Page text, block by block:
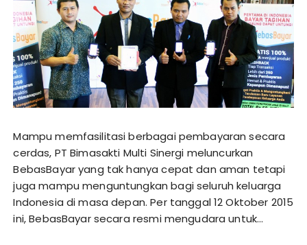
Mampu memfasilitasi berbagai pembayaran secara
cerdas, PT Bimasakti Multi Sinergi meluncurkan
BebasBayar yang tak hanya cepat dan aman tetapi
juga mampu menguntungkan bagi seluruh keluarga
Indonesia di masa depan. Per tanggal 12 Oktober 2015
ini, BebasBayar secara resmi mengudara untuk…